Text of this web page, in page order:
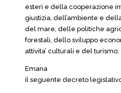
esteri e della cooperazione
giustizia, dell’ambiente e
del mare, delle politiche
forestali, dello sviluppo
attivita’ culturali e del turismo;
Emana
il seguente decreto